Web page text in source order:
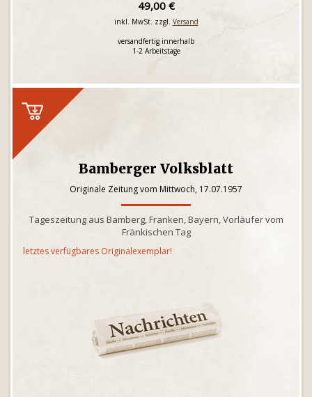
49,00 €
inkl. MwSt. zzgl. Versand
versandfertig innerhalb
1-2 Arbeitstage
Bamberger Volksblatt
Originale Zeitung vom Mittwoch, 17.07.1957
Tageszeitung aus Bamberg, Franken, Bayern, Vorläufer vom
Fränkischen Tag
letztes verfügbares Originalexemplar!